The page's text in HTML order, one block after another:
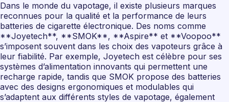
Dans le monde du vapotage, il existe plusieurs marques
reconnues pour la qualité et la performance de leurs
batteries de cigarette électronique. Des noms comme
**Joyetech**, **SMOK**, **Aspire** et **Voopoo**
s’imposent souvent dans les choix des vapoteurs grâce à
leur fiabilité. Par exemple, Joyetech est célèbre pour ses
systèmes d’alimentation innovants qui permettent une
recharge rapide, tandis que SMOK propose des batteries
avec des designs ergonomiques et modulables qui
s’adaptent aux différents styles de vapotage, également